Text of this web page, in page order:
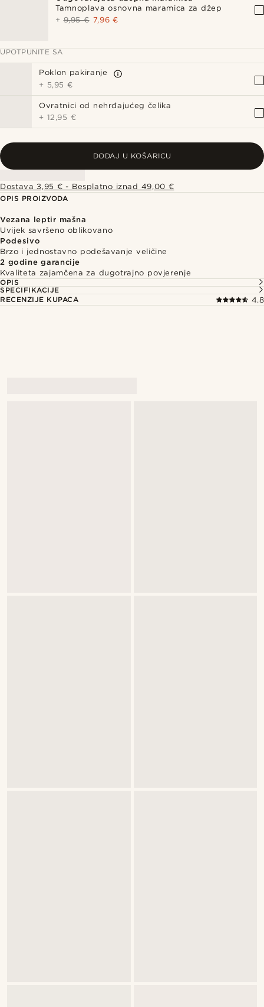
Tamnoplava osnovna maramica za džep
+9,95 € 7,96 €
UPOTPUNITE SA
Poklon pakiranje
+ 5,95 €
Ovratnici od nehrđajućeg čelika
+ 12,95 €
DODAJ U KOŠARICU
Dostava 3,95 € - Besplatno iznad 49,00 €
OPIS PROIZVODA
Vezana leptir mašna
Uvijek savršeno oblikovano
Podesivo
Brzo i jednostavno podešavanje veličine
2 godine garancije
Kvaliteta zajamčena za dugotrajno povjerenje
OPIS
SPECIFIKACIJE
RECENZIJE KUPACA
4.8